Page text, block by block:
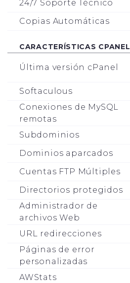
24/7 Soporte Técnico
Copias Automáticas
CARACTERÍSTICAS CPANEL
Última versión cPanel
Softaculous
Conexiones de MySQL
remotas
Subdominios
Dominios aparcados
Cuentas FTP Múltiples
Directorios protegidos
Administrador de
archivos Web
URL redirecciones
Páginas de error
personalizadas
AWStats